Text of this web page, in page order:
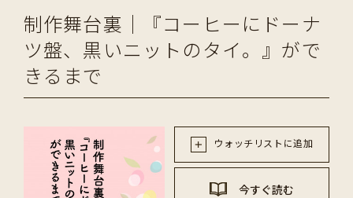
制作舞台裏｜『コーヒーにドーナ
ツ盤、黒いニットのタイ。』がで
きるまで
ウォッチリストに追加
今すぐ読む